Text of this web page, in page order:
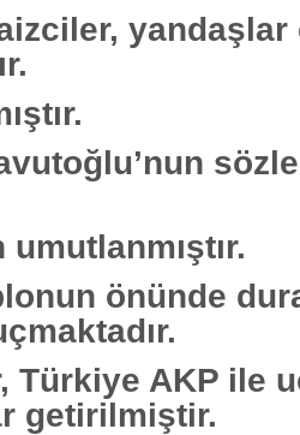
yandaşlar
önünde
Türkiye AKP ile
getirilmiştir.